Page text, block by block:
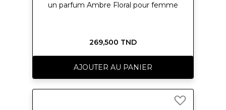
un parfum Ambre Floral pour femme
269,500 TND
AJOUTER AU PANIER